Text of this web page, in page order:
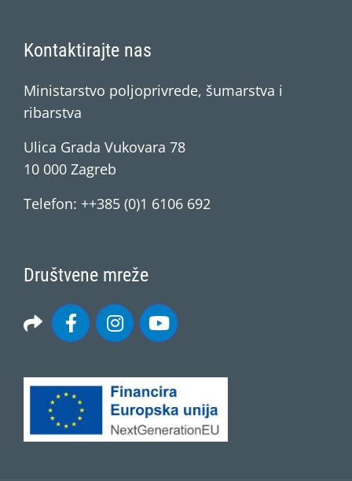
Kontaktirajte nas
Ministarstvo poljoprivrede, šumarstva i
ribarstva
Ulica Grada Vukovara 78
10 000 Zagreb
Telefon: ++385 (0)1 6106 692
Društvene mreže